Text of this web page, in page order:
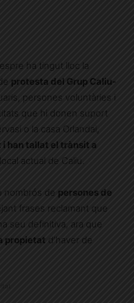
ha tingut lloc la
protesta del Grup Caliu-
persones voluntàries i
que hi donen suport
o la casa Orlandai,
i han tallat el trànsit a
actual de Caliu.
nombrós de persones de
frases reclamant que
seu definitiva, ara que
propietat d’haver de